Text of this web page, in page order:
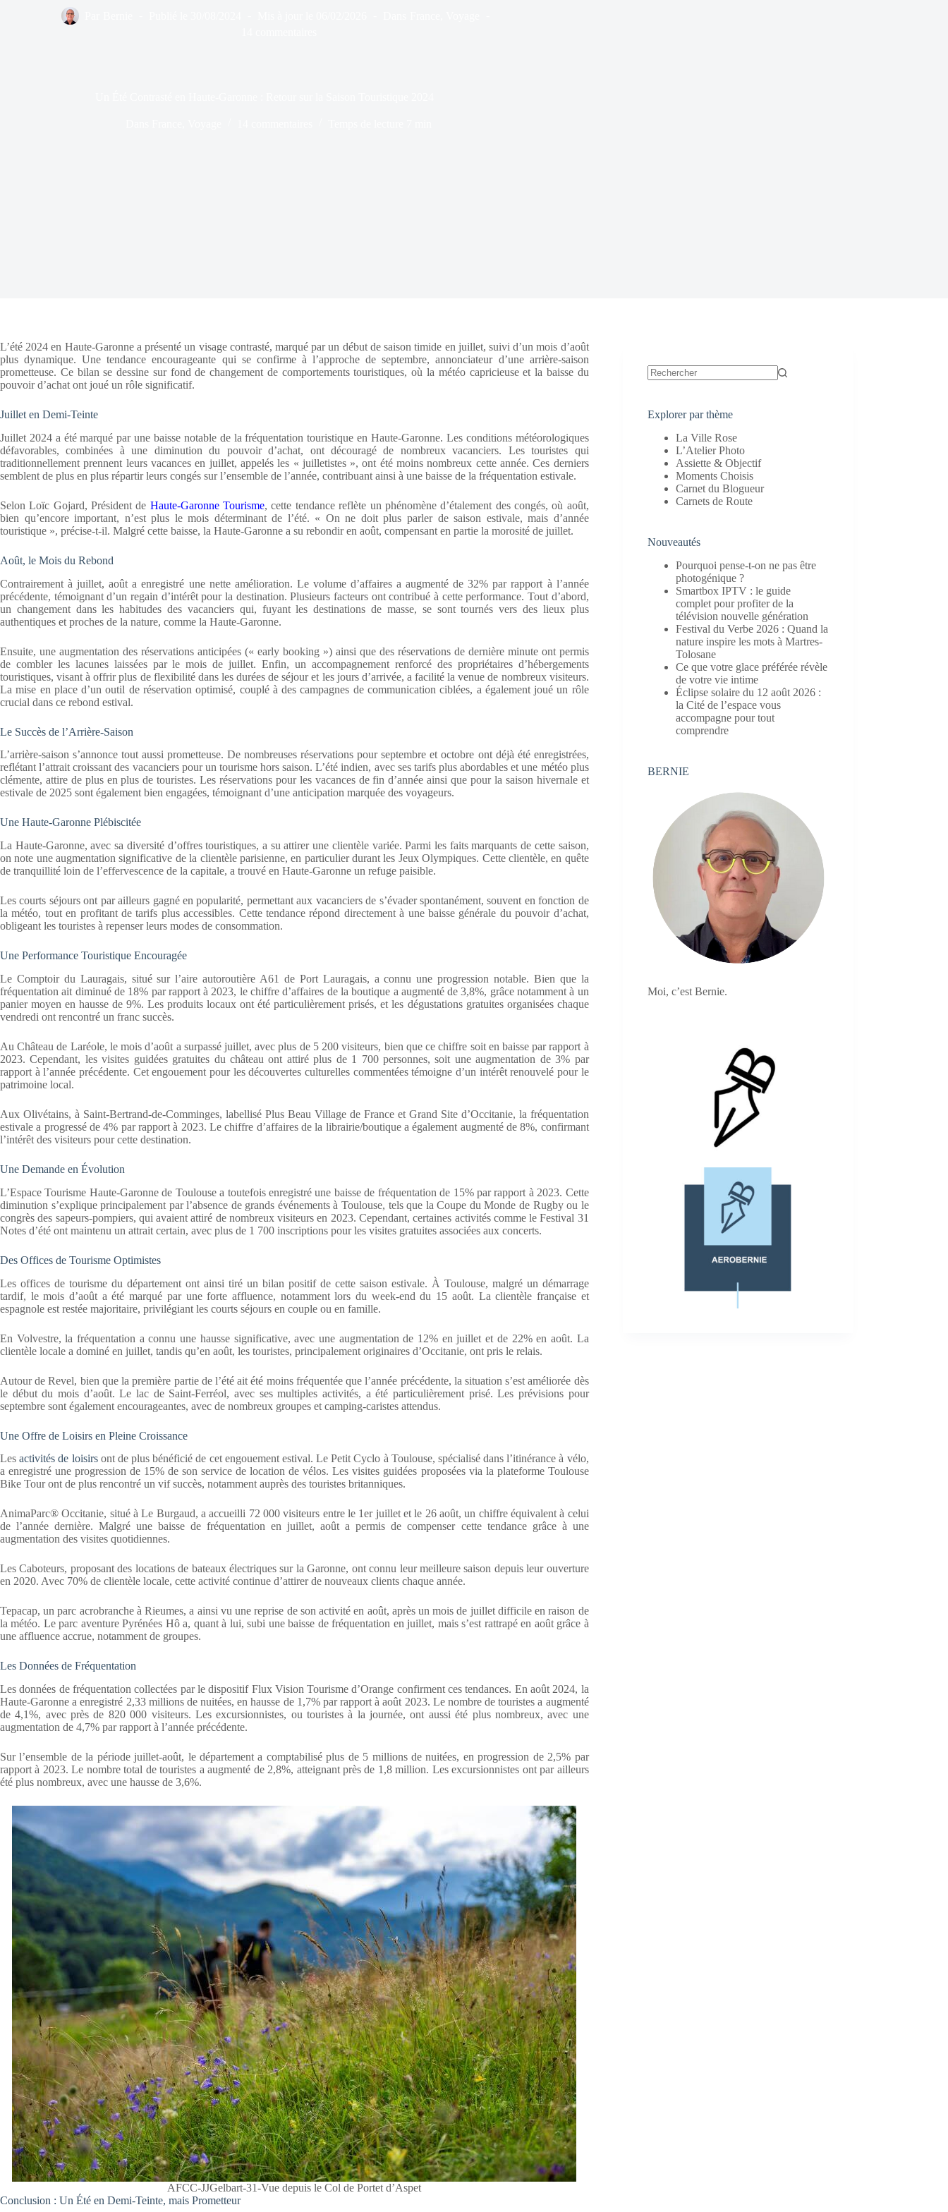
L’été 2024 en Haute-Garonne a présenté un visage contrasté, marqué par un début de saison timide en juillet, suivi d’un mois d’août
plus dynamique. Une tendance encourageante qui se confirme à l’approche de septembre, annonciateur d’une arrière-saison
prometteuse. Ce bilan se dessine sur fond de changement de comportements touristiques, où la météo capricieuse et la baisse du
pouvoir d’achat ont joué un rôle significatif.
Juillet en Demi-Teinte
Juillet 2024 a été marqué par une baisse notable de la fréquentation touristique en Haute-Garonne. Les conditions météorologiques
défavorables, combinées à une diminution du pouvoir d’achat, ont découragé de nombreux vacanciers. Les touristes qui
traditionnellement prennent leurs vacances en juillet, appelés les « juilletistes », ont été moins nombreux cette année. Ces derniers
semblent de plus en plus répartir leurs congés sur l’ensemble de l’année, contribuant ainsi à une baisse de la fréquentation estivale.
Selon Loïc Gojard, Président de Haute-Garonne Tourisme, cette tendance reflète un phénomène d’étalement des congés, où août,
bien qu’encore important, n’est plus le mois déterminant de l’été. « On ne doit plus parler de saison estivale, mais d’année
touristique », précise-t-il. Malgré cette baisse, la Haute-Garonne a su rebondir en août, compensant en partie la morosité de juillet.
Août, le Mois du Rebond
Contrairement à juillet, août a enregistré une nette amélioration. Le volume d’affaires a augmenté de 32% par rapport à l’année
précédente, témoignant d’un regain d’intérêt pour la destination. Plusieurs facteurs ont contribué à cette performance. Tout d’abord,
un changement dans les habitudes des vacanciers qui, fuyant les destinations de masse, se sont tournés vers des lieux plus
authentiques et proches de la nature, comme la Haute-Garonne.
Ensuite, une augmentation des réservations anticipées (« early booking ») ainsi que des réservations de dernière minute ont permis
de combler les lacunes laissées par le mois de juillet. Enfin, un accompagnement renforcé des propriétaires d’hébergements
touristiques, visant à offrir plus de flexibilité dans les durées de séjour et les jours d’arrivée, a facilité la venue de nombreux visiteurs.
La mise en place d’un outil de réservation optimisé, couplé à des campagnes de communication ciblées, a également joué un rôle
crucial dans ce rebond estival.
Le Succès de l’Arrière-Saison
L’arrière-saison s’annonce tout aussi prometteuse. De nombreuses réservations pour septembre et octobre ont déjà été enregistrées,
reflétant l’attrait croissant des vacanciers pour un tourisme hors saison. L’été indien, avec ses tarifs plus abordables et une météo plus
clémente, attire de plus en plus de touristes. Les réservations pour les vacances de fin d’année ainsi que pour la saison hivernale et
estivale de 2025 sont également bien engagées, témoignant d’une anticipation marquée des voyageurs.
Une Haute-Garonne Plébiscitée
La Haute-Garonne, avec sa diversité d’offres touristiques, a su attirer une clientèle variée. Parmi les faits marquants de cette saison,
on note une augmentation significative de la clientèle parisienne, en particulier durant les Jeux Olympiques. Cette clientèle, en quête
de tranquillité loin de l’effervescence de la capitale, a trouvé en Haute-Garonne un refuge paisible.
Les courts séjours ont par ailleurs gagné en popularité, permettant aux vacanciers de s’évader spontanément, souvent en fonction de
la météo, tout en profitant de tarifs plus accessibles. Cette tendance répond directement à une baisse générale du pouvoir d’achat,
obligeant les touristes à repenser leurs modes de consommation.
Une Performance Touristique Encouragée
Le Comptoir du Lauragais, situé sur l’aire autoroutière A61 de Port Lauragais, a connu une progression notable. Bien que la
fréquentation ait diminué de 18% par rapport à 2023, le chiffre d’affaires de la boutique a augmenté de 3,8%, grâce notamment à un
panier moyen en hausse de 9%. Les produits locaux ont été particulièrement prisés, et les dégustations gratuites organisées chaque
vendredi ont rencontré un franc succès.
Au Château de Laréole, le mois d’août a surpassé juillet, avec plus de 5 200 visiteurs, bien que ce chiffre soit en baisse par rapport à
2023. Cependant, les visites guidées gratuites du château ont attiré plus de 1 700 personnes, soit une augmentation de 3% par
rapport à l’année précédente. Cet engouement pour les découvertes culturelles commentées témoigne d’un intérêt renouvelé pour le
patrimoine local.
Aux Olivétains, à Saint-Bertrand-de-Comminges, labellisé Plus Beau Village de France et Grand Site d’Occitanie, la fréquentation
estivale a progressé de 4% par rapport à 2023. Le chiffre d’affaires de la librairie/boutique a également augmenté de 8%, confirmant
l’intérêt des visiteurs pour cette destination.
Une Demande en Évolution
L’Espace Tourisme Haute-Garonne de Toulouse a toutefois enregistré une baisse de fréquentation de 15% par rapport à 2023. Cette
diminution s’explique principalement par l’absence de grands événements à Toulouse, tels que la Coupe du Monde de Rugby ou le
congrès des sapeurs-pompiers, qui avaient attiré de nombreux visiteurs en 2023. Cependant, certaines activités comme le Festival 31
Notes d’été ont maintenu un attrait certain, avec plus de 1 700 inscriptions pour les visites gratuites associées aux concerts.
Des Offices de Tourisme Optimistes
Les offices de tourisme du département ont ainsi tiré un bilan positif de cette saison estivale. À Toulouse, malgré un démarrage
tardif, le mois d’août a été marqué par une forte affluence, notamment lors du week-end du 15 août. La clientèle française et
espagnole est restée majoritaire, privilégiant les courts séjours en couple ou en famille.
En Volvestre, la fréquentation a connu une hausse significative, avec une augmentation de 12% en juillet et de 22% en août. La
clientèle locale a dominé en juillet, tandis qu’en août, les touristes, principalement originaires d’Occitanie, ont pris le relais.
Autour de Revel, bien que la première partie de l’été ait été moins fréquentée que l’année précédente, la situation s’est améliorée dès
le début du mois d’août. Le lac de Saint-Ferréol, avec ses multiples activités, a été particulièrement prisé. Les prévisions pour
septembre sont également encourageantes, avec de nombreux groupes et camping-caristes attendus.
Une Offre de Loisirs en Pleine Croissance
Lesactivités de loisirsont de plus bénéficié de cet engouement estival. Le Petit Cyclo à Toulouse, spécialisé dans l’itinérance à vélo,
a enregistré une progression de 15% de son service de location de vélos. Les visites guidées proposées via la plateforme Toulouse
Bike Tour ont de plus rencontré un vif succès, notamment auprès des touristes britanniques.
AnimaParc® Occitanie, situé à Le Burgaud, a accueilli 72 000 visiteurs entre le 1er juillet et le 26 août, un chiffre équivalent à celui
de l’année dernière. Malgré une baisse de fréquentation en juillet, août a permis de compenser cette tendance grâce à une
augmentation des visites quotidiennes.
Les Caboteurs, proposant des locations de bateaux électriques sur la Garonne, ont connu leur meilleure saison depuis leur ouverture
en 2020. Avec 70% de clientèle locale, cette activité continue d’attirer de nouveaux clients chaque année.
Tepacap, un parc acrobranche à Rieumes, a ainsi vu une reprise de son activité en août, après un mois de juillet difficile en raison de
la météo. Le parc aventure Pyrénées Hô a, quant à lui, subi une baisse de fréquentation en juillet, mais s’est rattrapé en août grâce à
une affluence accrue, notamment de groupes.
Les Données de Fréquentation
Les données de fréquentation collectées par le dispositif Flux Vision Tourisme d’Orange confirment ces tendances. En août 2024, la
Haute-Garonne a enregistré 2,33 millions de nuitées, en hausse de 1,7% par rapport à août 2023. Le nombre de touristes a augmenté
de 4,1%, avec près de 820 000 visiteurs. Les excursionnistes, ou touristes à la journée, ont aussi été plus nombreux, avec une
augmentation de 4,7% par rapport à l’année précédente.
Sur l’ensemble de la période juillet-août, le département a comptabilisé plus de 5 millions de nuitées, en progression de 2,5% par
rapport à 2023. Le nombre total de touristes a augmenté de 2,8%, atteignant près de 1,8 million. Les excursionnistes ont par ailleurs
été plus nombreux, avec une hausse de 3,6%.
AFCC-JJGelbart-31-Vue depuis le Col de Portet d’Aspet
Conclusion : Un Été en Demi-Teinte, mais Prometteur
Explorer par thème
La Ville Rose
L’Atelier Photo
Assiette & Objectif
Moments Choisis
Carnet du Blogueur
Carnets de Route
Nouveautés
Pourquoi pense-t-on ne pas être
photogénique ?
Smartbox IPTV : le guide
complet pour profiter de la
télévision nouvelle génération
Festival du Verbe 2026 : Quand la
nature inspire les mots à Martres-
Tolosane
Ce que votre glace préférée révèle
de votre vie intime
Éclipse solaire du 12 août 2026 :
la Cité de l’espace vous
accompagne pour tout
comprendre
BERNIE
Moi, c’est Bernie.